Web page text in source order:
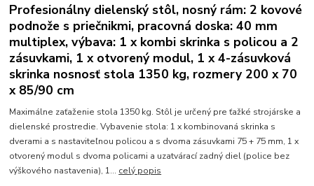
Profesionálny dielenský stôl, nosný rám: 2 kovové
podnože s priečnikmi, pracovná doska: 40 mm
multiplex, výbava: 1 x kombi skrinka s policou a 2
zásuvkami, 1 x otvorený modul, 1 x 4-zásuvková
skrinka nosnosť stola 1350 kg, rozmery 200 x 70
x 85/90 cm
Maximálne zaťaženie stola 1350 kg. Stôl je určený pre ťažké strojárske a
dielenské prostredie. Vybavenie stola: 1 x kombinovaná skrinka s
dverami a s nastaviteľnou policou a s dvoma zásuvkami 75 + 75 mm, 1 x
otvorený modul s dvoma policami a uzatvárací zadný diel (police bez
výškového nastavenia), 1... celý popis